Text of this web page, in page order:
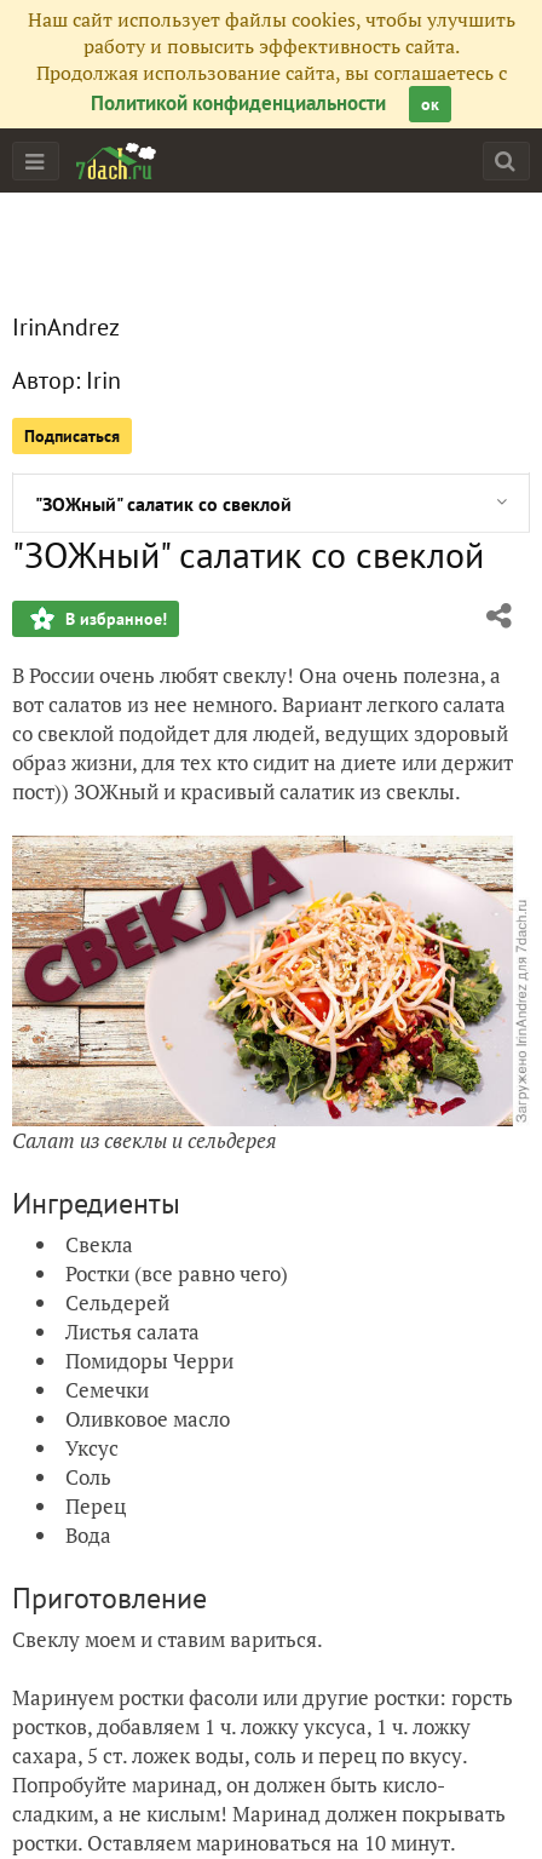
Наш сайт использует файлы cookies, чтобы улучшить
работу и повысить эффективность сайта.
Продолжая использование сайта, вы соглашаетесь с
Политикой конфиденциальности
ок
IrinAndrez
Автор: Irin
Подписаться
Главная
Все публикации 6
Рагу из Петушка с красным вином и травами
Селедке под шубой 100 лет! История салата и Роллы
Вкуснейшие креветки, глазированные в вермуте
"ЗОЖный" салатик со свеклой
Утка с айвой и мандаринами, с гарниром из
Гарнир из перловки
"ЗОЖный" салатик со свеклой
В избранное!
В России очень любят свеклу! Она очень полезна, а
вот салатов из нее немного. Вариант легкого салата
со свеклой подойдет для людей, ведущих здоровый
образ жизни, для тех кто сидит на диете или держит
пост)) ЗОЖный и красивый салатик из свеклы.
Салат из свеклы и сельдерея
Ингредиенты
Свекла
Ростки (все равно чего)
Сельдерей
Листья салата
Помидоры Черри
Семечки
Оливковое масло
Уксус
Соль
Перец
Вода
Приготовление
Свеклу моем и ставим вариться.
Маринуем ростки фасоли или другие ростки: горсть
ростков, добавляем 1 ч. ложку уксуса, 1 ч. ложку
сахара, 5 ст. ложек воды, соль и перец по вкусу.
Попробуйте маринад, он должен быть кисло-
сладким, а не кислым! Маринад должен покрывать
ростки. Оставляем мариноваться на 10 минут.